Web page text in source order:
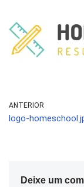
ANTERIOR
logo-
Deixe um